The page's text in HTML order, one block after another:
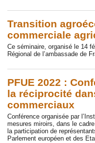
Transition
commerciale
Ce séminaire, organisé le 14
Régional de l’ambassade de
PFUE 2022 :
la réciprocité
commerciaux
Conférence organisée par
mesures miroirs, dans le
la participation de
Parlement européen et des